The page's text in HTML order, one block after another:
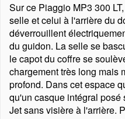
Sur ce Piaggio MP3 300
selle et celui à l'arrière du
déverrouillent
du guidon. La selle se
le capot du coffre se
chargement très long mais
profond. Dans cet espace
qu'un casque intégral posé
Jet sans visière à l'arrière.